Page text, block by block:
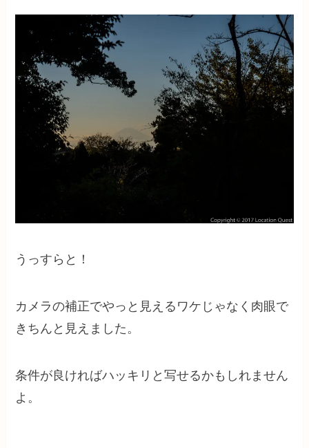
うっすらと！
カメラの補正でやっと見えるワケじゃなく肉眼で
きちんと見えました。
条件が良ければハッキリと写せるかもしれません
よ。